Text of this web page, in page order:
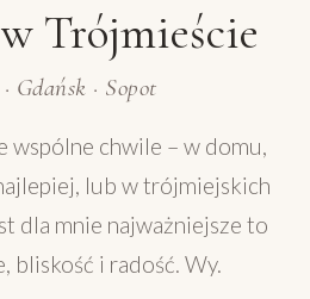
Trójmieście
Gdańsk · Sopot
wspólne chwile – w domu,
lub w trójmiejskich
dla mnie najważniejsze to
bliskość i radość. Wy.